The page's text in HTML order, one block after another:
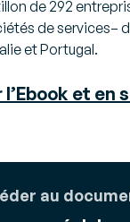
de 292
de services–
et Portugal.
et en
au